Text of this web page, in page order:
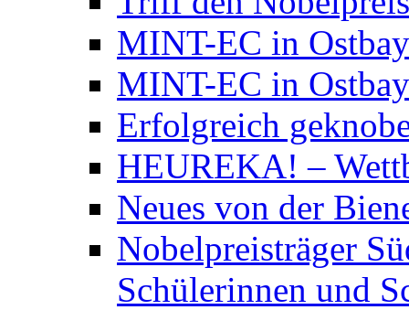
MINT-EC in
MINT-EC in
Erfolgreich
HEUREKA! –
Neues von der
Nobelpreisträger
Schülerinnen und